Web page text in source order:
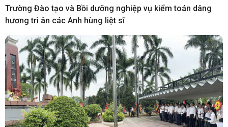
Trường Đào tạo và Bồi dưỡng nghiệp vụ kiểm toán dâng
hương tri ân các Anh hùng liệt sĩ